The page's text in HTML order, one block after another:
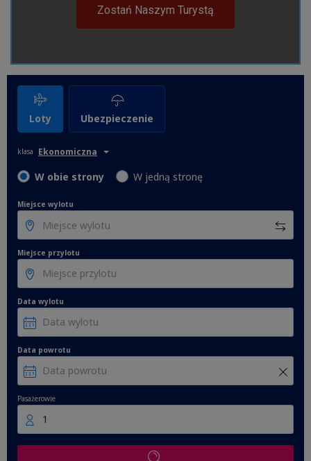
Zostań Naszym Turystą
Loty Ubezpieczenie
klasa Ekonomiczna
W obie strony W jedną stronę
Miejsce wylotu
Miejsce przylotu
Data wylotu
Data powrotu
Pasażerowie
1